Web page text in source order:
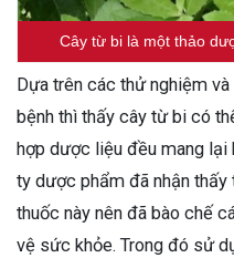
Cây từ bi là một thảo
Dựa trên các thử nghiệm
bệnh thì thấy cây từ bi có
hợp dược liệu đều mang
ty dược phẩm đã nhận
thuốc này nên đã bào chế
vệ sức khỏe. Trong đó sử